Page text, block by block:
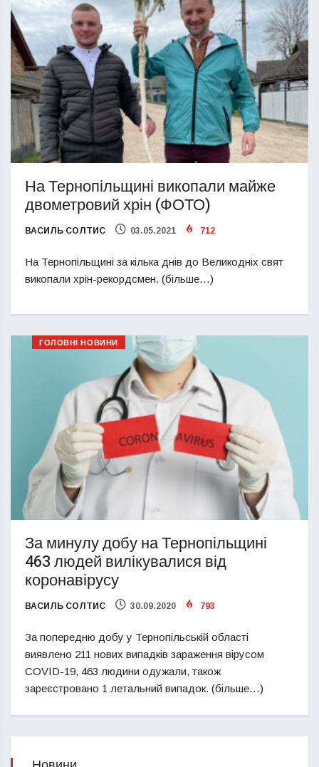
На Тернопільщині викопали майже
двометровий хрін (ФОТО)
ВАСИЛЬ СОЛТИС 03.05.2021 712
На Тернопільщині за кілька днів до Великодніх свят
викопали хрін-рекордсмен. (більше…)
ГОЛОВНІ НОВИНИ
За минулу добу на Тернопільщині
463 людей вилікувалися від
коронавірусу
ВАСИЛЬ СОЛТИС 30.09.2020 793
За попередню добу у Тернопільській області
виявлено 211 нових випадків зараження вірусом
COVID-19, 463 людини одужали, також
зареєстровано 1 летальний випадок. (більше…)